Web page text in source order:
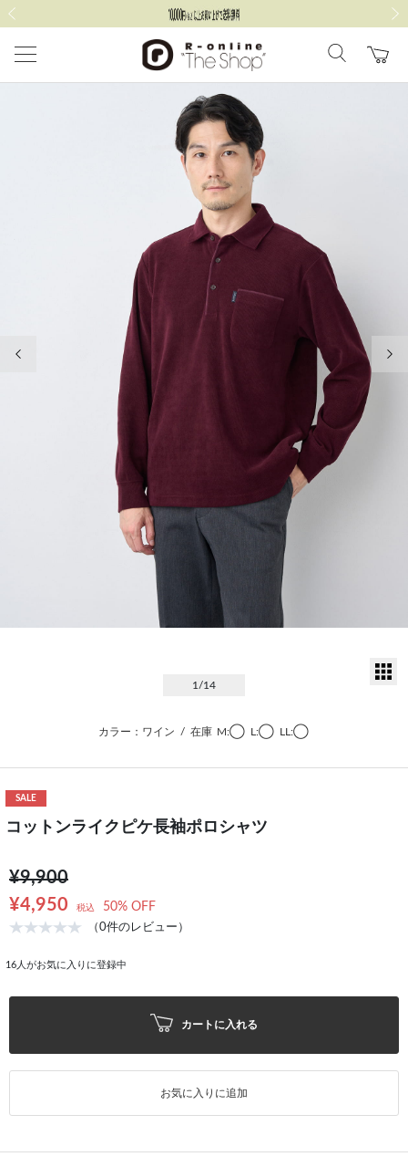
1 /14
カラー：ワイン / 在庫 M:◯ L:◯ LL:◯
SALE
コットンライクピケ長袖ポロシャツ
¥9,900
¥4,950
税込 50% OFF
（0件のレビュー）
16 人がお気に入りに登録中
カートに入れる
お気に入りに追加